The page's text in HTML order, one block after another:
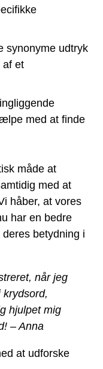
synonyme udtryk
af et
med at finde
måde at
med at
håber, at vores
har en bedre
betydning i
når jeg
hjulpet mig
– Anna
at udforske